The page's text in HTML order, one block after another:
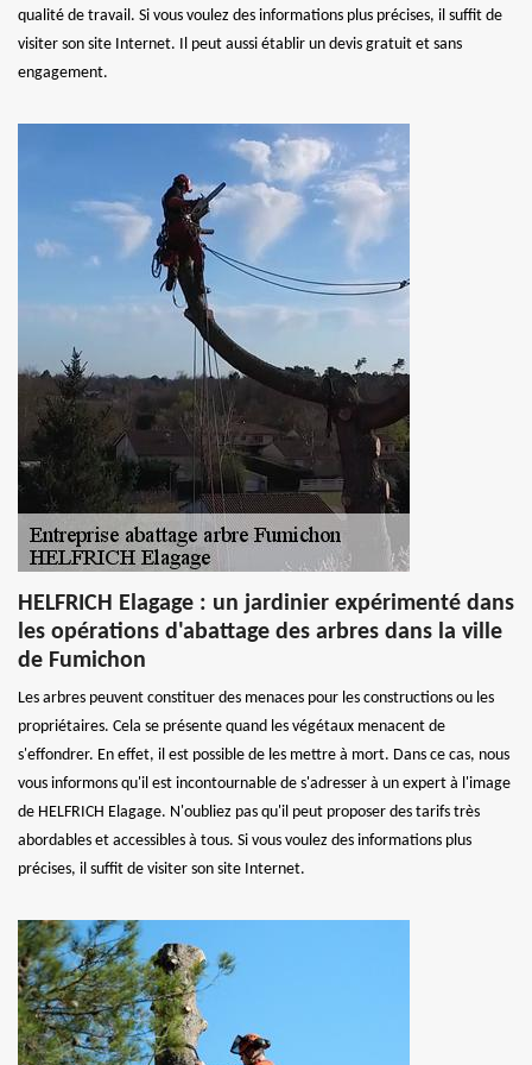
qualité de travail. Si vous voulez des informations plus précises, il suffit de
visiter son site Internet. Il peut aussi établir un devis gratuit et sans
engagement.
HELFRICH Elagage : un jardinier expérimenté dans
les opérations d'abattage des arbres dans la ville
de Fumichon
Les arbres peuvent constituer des menaces pour les constructions ou les
propriétaires. Cela se présente quand les végétaux menacent de
s'effondrer. En effet, il est possible de les mettre à mort. Dans ce cas, nous
vous informons qu'il est incontournable de s'adresser à un expert à l'image
de HELFRICH Elagage. N'oubliez pas qu'il peut proposer des tarifs très
abordables et accessibles à tous. Si vous voulez des informations plus
précises, il suffit de visiter son site Internet.